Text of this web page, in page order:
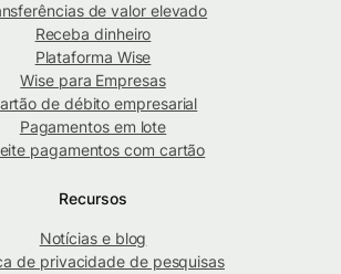
de valor elevado
Receba dinheiro
Plataforma Wise
Wise para Empresas
de débito empresarial
Pagamentos em lote
pagamentos com cartão
Recursos
Notícias e blog
de privacidade de pesquisas